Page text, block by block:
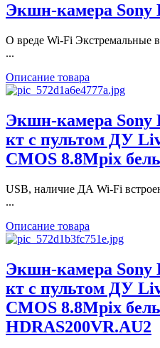
Экшн-камера Sony
О вреде Wi-Fi Экстремальные
...
Описание товара
Экшн-камера Sony
кт с пультом ДУ
CMOS 8.8Mpix
USB, наличие ДА Wi-Fi
...
Описание товара
Экшн-камера Sony
кт с пультом ДУ
CMOS 8.8Mpix
HDRAS200VR.AU2